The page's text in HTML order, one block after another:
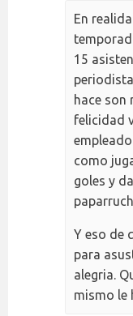
En
15
hace son
felicidad
como
goles y
Y eso de
para
alegria.
mismo le